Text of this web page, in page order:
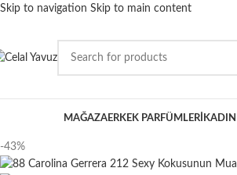
Skip to navigation Skip to main content
MAĞAZAERKEK PARFÜMLERI KADIN
-43%